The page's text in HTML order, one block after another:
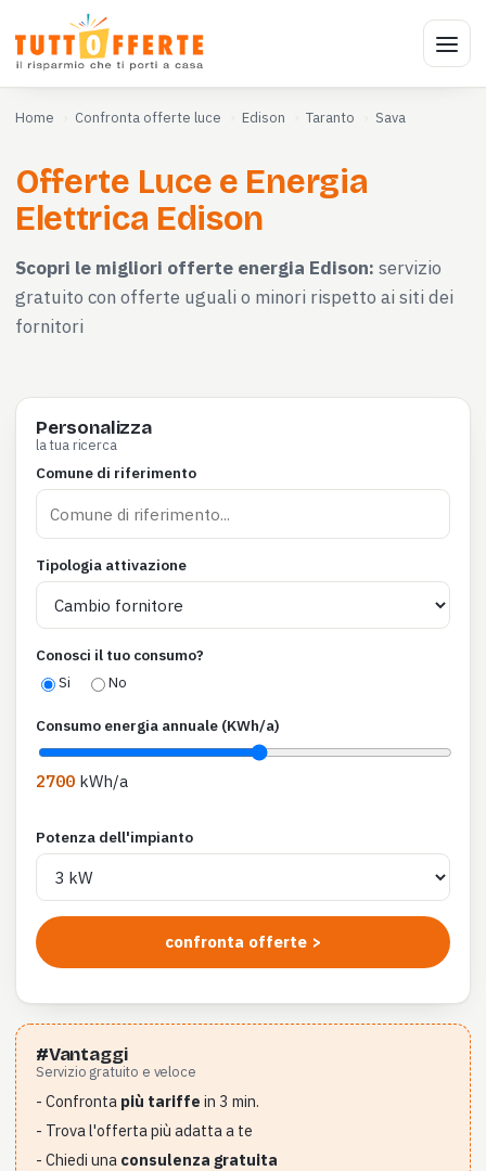
Home Confronta offerte luce Edison Taranto Sava
Offerte Luce e Energia
Elettrica Edison
Scopri le migliori offerte energia Edison: servizio
gratuito con offerte uguali o minori rispetto ai siti dei
fornitori
Personalizza
la tua ricerca
Comune di riferimento
Tipologia attivazione
Conosci il tuo consumo?
Si
No
Consumo energia annuale (KWh/a)
2700 kWh/a
Potenza dell'impianto
confronta offerte >
#Vantaggi
Servizio gratuito e veloce
- Confronta più tariffe in 3 min.
- Trova l'offerta più adatta a te
- Chiedi una consulenza gratuita